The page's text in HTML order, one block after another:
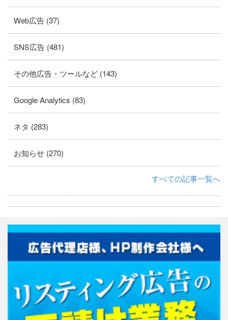
Web広告 (37)
SNS広告 (481)
その他広告・ツールなど (143)
Google Analytics (83)
ネタ (283)
お知らせ (270)
すべての記事一覧へ